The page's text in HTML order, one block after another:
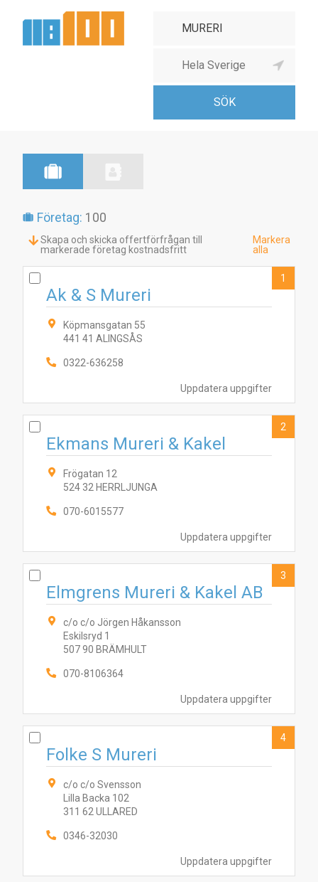
Företag: 100
Skapa och skicka offertförfrågan till
markerade företag kostnadsfritt
Markera
alla
Uppdatera uppgifter
Ak & S Mureri
Köpmansgatan 55
441 41 ALINGSÅS
0322-636258
1
Uppdatera uppgifter
Ekmans Mureri & Kakel
Frögatan 12
524 32 HERRLJUNGA
070-6015577
2
Uppdatera uppgifter
Elmgrens Mureri & Kakel AB
c/o c/o Jörgen Håkansson
Eskilsryd 1
507 90 BRÄMHULT
070-8106364
3
Uppdatera uppgifter
Folke S Mureri
c/o c/o Svensson
Lilla Backa 102
311 62 ULLARED
0346-32030
4